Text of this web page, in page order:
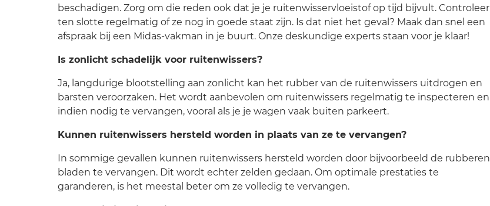
beschadigen. Zorg om die reden ook dat je je ruitenwisservloeistof op tijd bijvult. Controleer
ten slotte regelmatig of ze nog in goede staat zijn. Is dat niet het geval? Maak dan snel een
afspraak bij een Midas-vakman in je buurt. Onze deskundige experts staan voor je klaar!
Is zonlicht schadelijk voor ruitenwissers?
Ja, langdurige blootstelling aan zonlicht kan het rubber van de ruitenwissers uitdrogen en
barsten veroorzaken. Het wordt aanbevolen om ruitenwissers regelmatig te inspecteren en
indien nodig te vervangen, vooral als je je wagen vaak buiten parkeert.
Kunnen ruitenwissers hersteld worden in plaats van ze te vervangen?
In sommige gevallen kunnen ruitenwissers hersteld worden door bijvoorbeeld de rubberen
bladen te vervangen. Dit wordt echter zelden gedaan. Om optimale prestaties te
garanderen, is het meestal beter om ze volledig te vervangen.